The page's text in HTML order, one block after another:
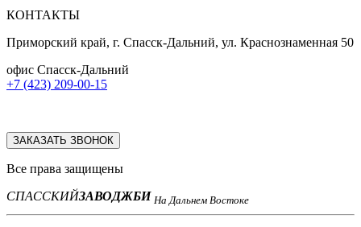
КОНТАКТЫ
Приморский край, г. Спасск-Дальний, ул. Краснознаменная 50
офис Спасск-Дальний
+7 (423) 209-00-15
ЗАКАЗАТЬ ЗВОНОК
Все права защищены
СПАССКИЙЗАВОДЖБИ На Дальнем Востоке